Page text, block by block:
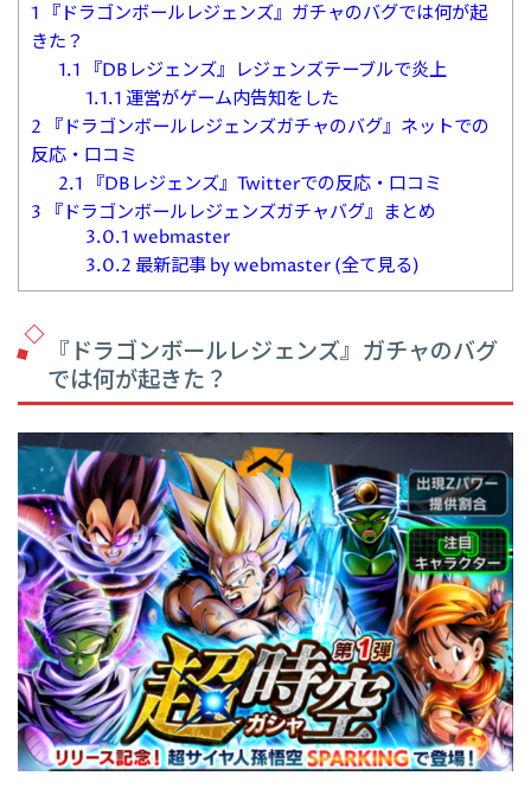
1 『ドラゴンボールレジェンズ』ガチャのバグでは何が起
きた？
1.1 『DBレジェンズ』レジェンズテーブルで炎上
1.1.1 運営がゲーム内告知をした
2 『ドラゴンボールレジェンズガチャのバグ』ネットでの
反応・口コミ
2.1 『DBレジェンズ』Twitterでの反応・口コミ
3 『ドラゴンボールレジェンズガチャバグ』まとめ
3.0.1webmaster
3.0.2 最新記事 by webmaster (全て見る)
『ドラゴンボールレジェンズ』ガチャのバグ
では何が起きた？